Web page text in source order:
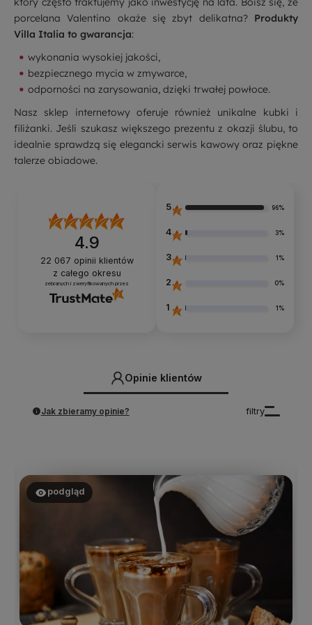
porcelana Valentino okaże się zbyt delikatna? Produkty
Villa Italia to gwarancja:
wykonania wysokiej jakości,
bezpiecznego mycia w zmywarce,
odporności na zarysowania, dzięki trwałej powłoce.
Nasz sklep internetowy oferuje również unikalne kubki i
filiżanki. Jeśli szukasz większego prezentu z okazji ślubu, to
idealnie sprawdzą się elegancki serwis kawowyoraz piękne
talerze obiadowe.
4.9
22 067 opinii klientów
z całego okresu
zebranych i zweryfikowanych przez
5 96%
4 3%
3 1%
2 0%
1 1%
Opinie klientów
filtry
Jak zbieramy opinie?
podgląd